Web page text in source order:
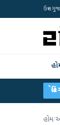
ઉત્તર
ગાંધીએ કેન્દ્ર પર
હોમ/